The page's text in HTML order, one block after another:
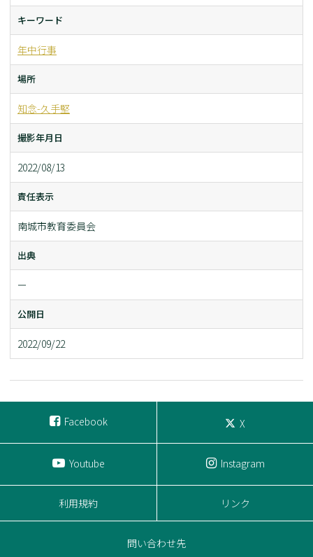
キーワード
年中行事
場所
知念-久手堅
撮影年月日
2022/08/13
責任表示
南城市教育委員会
出典
ー
公開日
2022/09/22
Facebook X
Youtube Instagram
利用規約 リンク
問い合わせ先